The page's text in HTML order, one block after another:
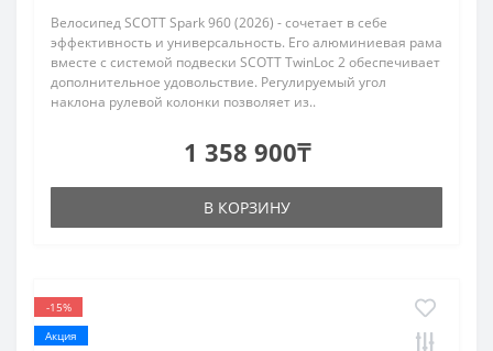
Велосипед SCOTT Spark 960 (2026) - сочетает в себе
эффективность и универсальность. Его алюминиевая рама
вместе с системой подвески SCOTT TwinLoc 2 обеспечивает
дополнительное удовольствие. Регулируемый угол
наклона рулевой колонки позволяет из..
1 358 900₸
В КОРЗИНУ
-15%
Акция